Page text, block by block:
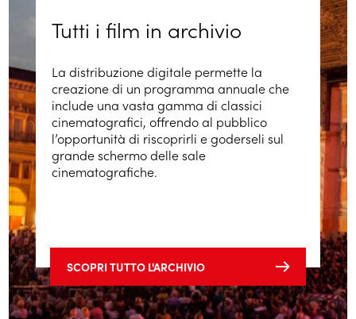
Tutti i film in archivio
La distribuzione digitale permette la
creazione di un programma annuale che
include una vasta gamma di classici
cinematografici, offrendo al pubblico
l’opportunità di riscoprirli e goderseli sul
grande schermo delle sale
cinematografiche.
SCOPRI TUTTO L'ARCHIVIO